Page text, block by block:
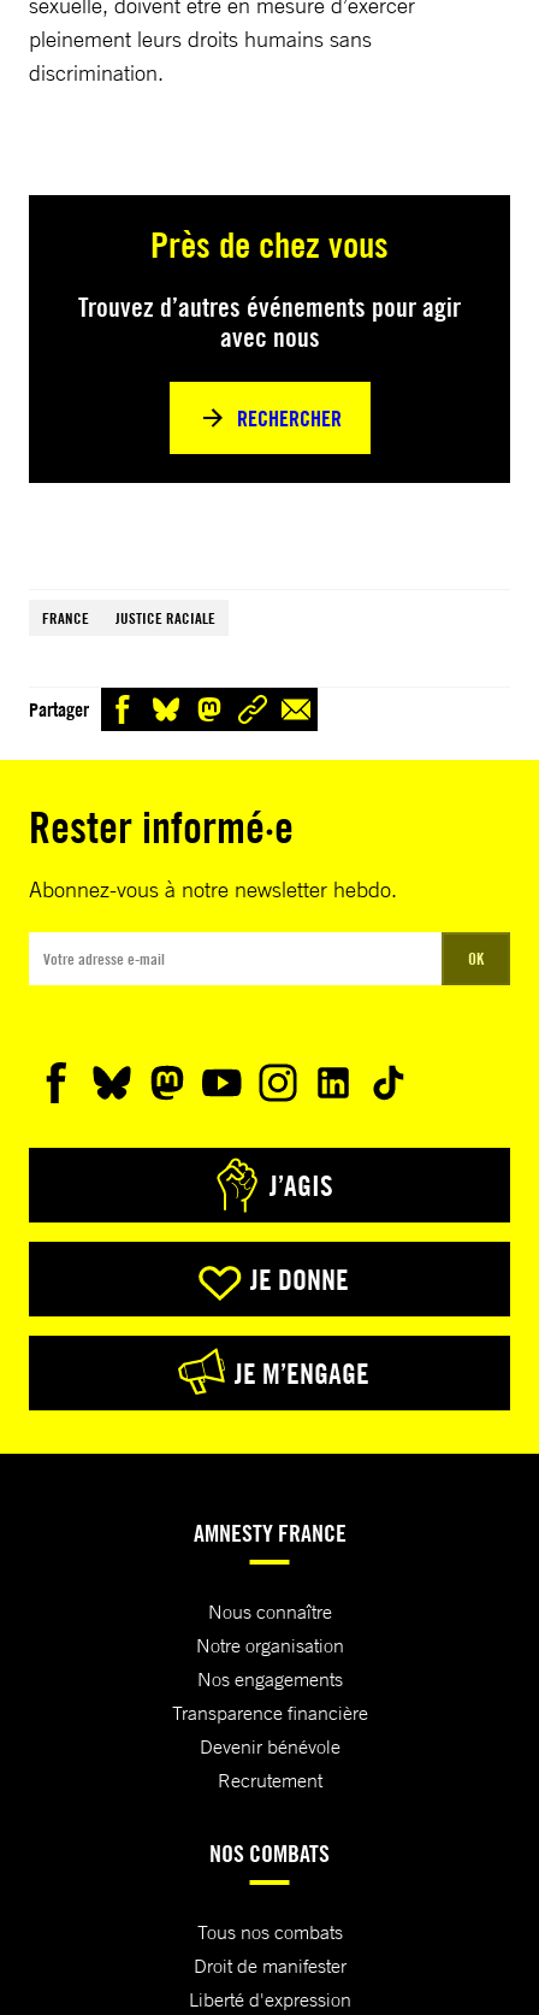
pleinement leurs droits humains sans
discrimination.
Près de chez vous
Trouvez d’autres événements pour agir
avec nous
RECHERCHER
FRANCE JUSTICE RACIALE
Partager
Rester informé·e
Abonnez-vous à notre newsletter hebdo.
OK
J’AGIS
JE DONNE
JE M’ENGAGE
AMNESTY FRANCE
Nous connaître
Notre organisation
Nos engagements
Transparence financière
Devenir bénévole
Recrutement
NOS COMBATS
Tous nos combats
Droit de manifester
Liberté d'expression